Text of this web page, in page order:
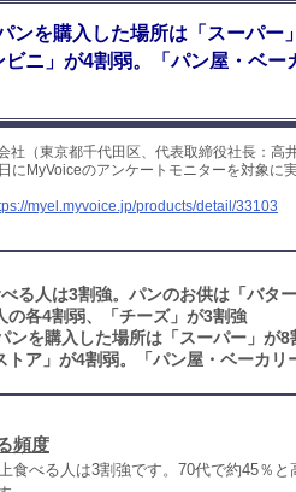
ンを購入した場所は「スーパー
ニ」が4割弱。「パン屋・ベ
社（東京都千代田区、代表取締役社長：
にMyVoiceのアンケートモニターを対象に
myel.myvoice.jp/products/detail/33103
る人は3割強。パンのお供は「バタ
の各4割弱、「チーズ」が3割強
ンを購入した場所は「スーパー」が
トア」が4割弱。「パン屋・ベーカ
頻度
食べる人は3割強です。70代で約45％